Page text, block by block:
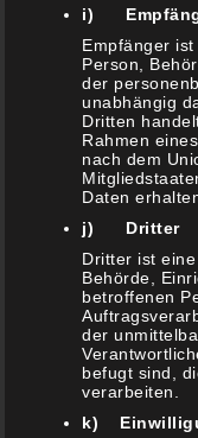
i)
Empfänger
Person,
der
unabhängig
Dritten
Rahmen
nach dem
Daten
j) Dritter
Dritter ist
Behörde,
betroffenen
der
befugt sind,
verarbeiten.
k)